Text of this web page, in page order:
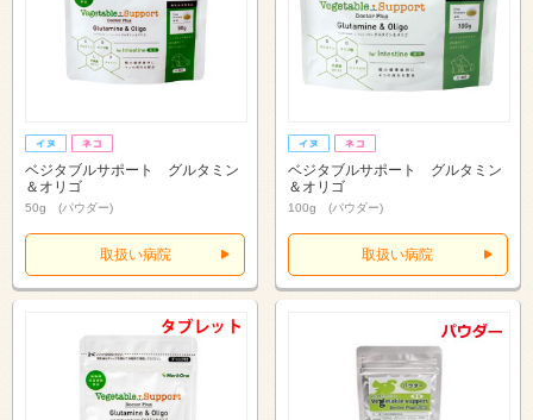
ベジタブルサポート グルタミン
＆オリゴ
50g (パウダー)
取扱い病院
ベジタブルサポート グルタミン
＆オリゴ
100g (パウダー)
取扱い病院